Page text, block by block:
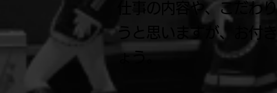
仕事の内容や、こだわ
うと思いますが、お付
ょう。